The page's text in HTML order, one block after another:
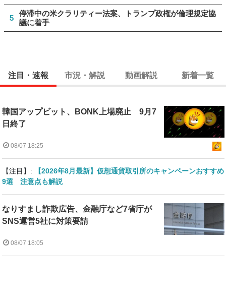
5
停滞中の米クラリティー法案、トランプ政権が倫理規定協
議に着手
注目・速報 市況・解説 動画解説 新着一覧
韓国アップビット、BONK上場廃止 9月7
日終了
08/07 18:25
【注目】:
【2026年8月最新】仮想通貨取引所のキャンペーンおすすめ
9選 注意点も解説
なりすまし詐欺広告、金融庁など7省庁が
SNS運営5社に対策要請
08/07 18:05